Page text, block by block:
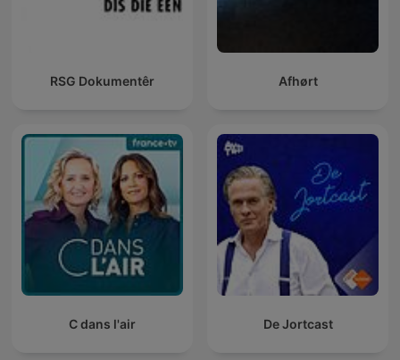
RSG Dokumentêr Afhørt
C dans l'air De Jortcast